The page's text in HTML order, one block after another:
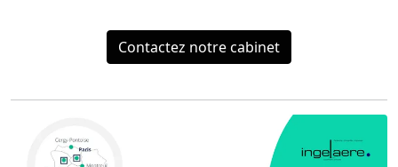
Contactez notre cabinet